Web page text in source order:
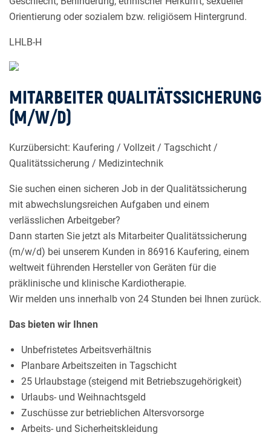
Orientierung oder sozialem bzw. religiösem Hintergrund.
LHLB-H
MITARBEITER QUALITÄTSSICHERUNG
(M/W/D)
Kurzübersicht: Kaufering / Vollzeit / Tagschicht /
Qualitätssicherung / Medizintechnik
Sie suchen einen sicheren Job in der Qualitätssicherung
mit abwechslungsreichen Aufgaben und einem
verlässlichen Arbeitgeber?
Dann starten Sie jetzt als Mitarbeiter Qualitätssicherung
(m/w/d) bei unserem Kunden in 86916 Kaufering, einem
weltweit führenden Hersteller von Geräten für die
präklinische und klinische Kardiotherapie.
Wir melden uns innerhalb von 24 Stunden bei Ihnen zurück.
Das bieten wir Ihnen
Unbefristetes Arbeitsverhältnis
Planbare Arbeitszeiten in Tagschicht
25 Urlaubstage (steigend mit Betriebszugehörigkeit)
Urlaubs- und Weihnachtsgeld
Zuschüsse zur betrieblichen Altersvorsorge
Arbeits- und Sicherheitskleidung